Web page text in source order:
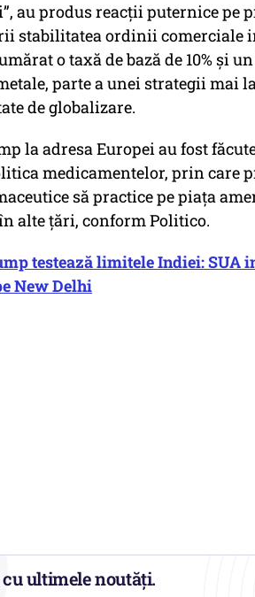
au produs reacții puternice pe
stabilitatea ordinii comerciale
o taxă de bază de 10% și
parte a unei strategii mai
de globalizare.
la adresa Europei au fost
medicamentelor, prin care
să practice pe piața
alte țări, conform Politico.
testează limitele Indiei:
New Delhi
ultimele noutăți.